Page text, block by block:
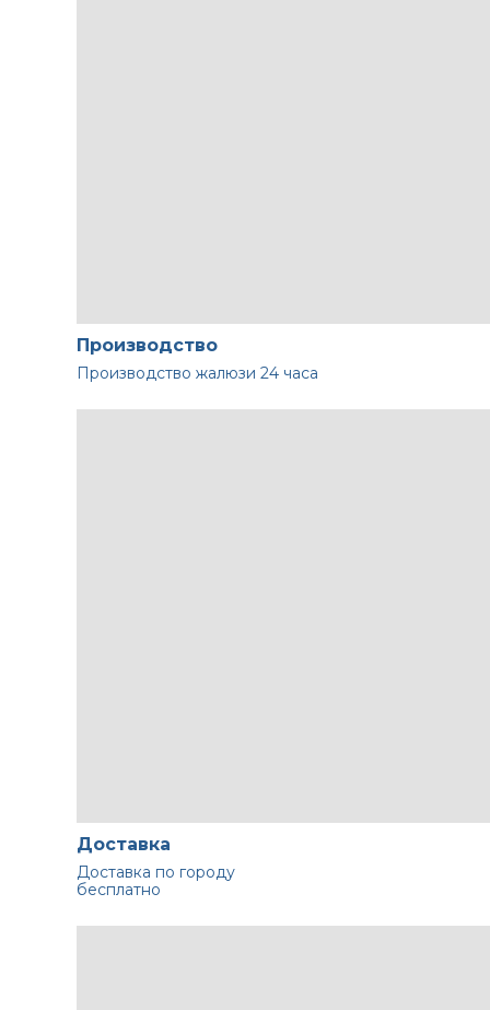
Производство
Производство жалюзи 24 часа
Доставка
Доставка по городу
бесплатно